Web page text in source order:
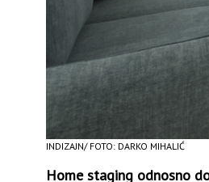
INDIZAJN/ FOTO: DARKO MIHALIĆ
Home staging odnosno